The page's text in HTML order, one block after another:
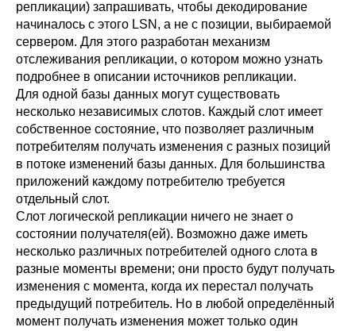
репликации) запрашивать, чтобы декодирование
начиналось с этого LSN, а не с позиции, выбираемой
сервером. Для этого разработан механизм
отслеживания репликации, о котором можно узнать
подробнее в описании источников репликации.
Для одной базы данных могут существовать
несколько независимых слотов. Каждый слот имеет
собственное состояние, что позволяет различным
потребителям получать изменения с разных позиций
в потоке изменений базы данных. Для большинства
приложений каждому потребителю требуется
отдельный слот.
Слот логической репликации ничего не знает о
состоянии получателя(ей). Возможно даже иметь
несколько различных потребителей одного слота в
разные моменты времени; они просто будут получать
изменения с момента, когда их перестал получать
предыдущий потребитель. Но в любой определённый
момент получать изменения может только один